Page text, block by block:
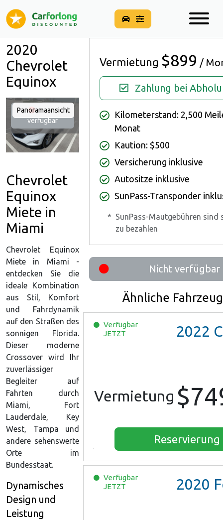
2020
Chevrolet
Equinox
Panoramaansicht
Nicht
verfügbar
Vermietung $899 /
Zahlung bei
Kilometerstand: 2,500
Monat
Kaution: $500
Versicherung inklusive
Autositze inklusive
SunPass-Transponder
* SunPass-Mautgebühren sind
zu bezahlen
Nicht verfügbar
Ähnliche
Verfügbar
JETZT
2022
Vermietung
Reservierung
Verfügbar
JETZT
2020
Chevrolet
Equinox
Miete in
Miami
Chevrolet Equinox
Miete in Miami -
entdecken Sie die
ideale Kombination
aus Stil, Komfort
und Fahrdynamik
auf den Straßen des
sonnigen Florida.
Dieser moderne
Crossover wird Ihr
zuverlässiger
Begleiter auf
Fahrten durch
Miami, Fort
Lauderdale, Key
West, Tampa und
andere sehenswerte
Orte im
Bundesstaat.
Dynamisches
Design und
Leistung